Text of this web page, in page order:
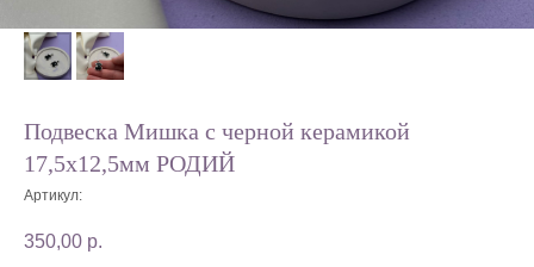
Подвеска Мишка с черной керамикой
17,5х12,5мм РОДИЙ
Артикул:
350,00 р.